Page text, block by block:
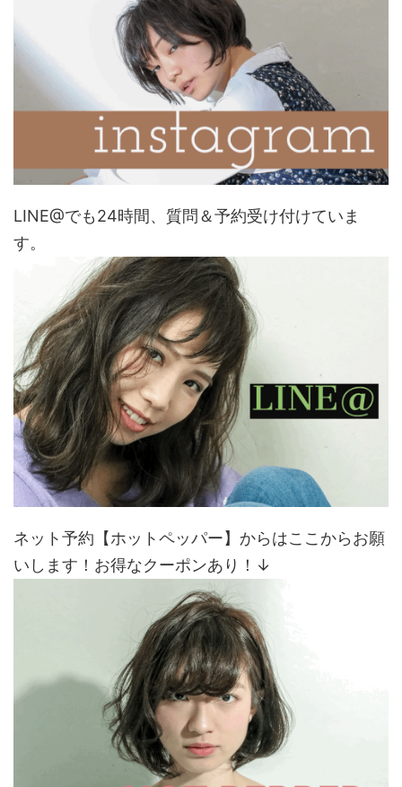
LINE@でも24時間、質問＆予約受け付けていま
す。
ネット予約【ホットペッパー】からはここからお願
いします！お得なクーポンあり！↓